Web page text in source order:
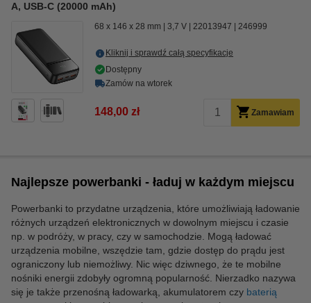
A, USB-C (20000 mAh)
68 x 146 x 28 mm 3,7 V 22013947 246999
Kliknij i sprawdź całą specyfikacje
Dostępny
Zamów na wtorek
148,00 zł Zamawiam
Najlepsze powerbanki - ładuj w każdym miejscu
Powerbanki to przydatne urządzenia, które umożliwiają ładowanie
różnych urządzeń elektronicznych w dowolnym miejscu i czasie
np. w podróży, w pracy, czy w samochodzie. Mogą ładować
urządzenia mobilne, wszędzie tam, gdzie dostęp do prądu jest
ograniczony lub niemożliwy. Nic więc dziwnego, że te mobilne
nośniki energii zdobyły ogromną popularność. Nierzadko nazywa
się je także przenośną ładowarką, akumulatorem czy baterią